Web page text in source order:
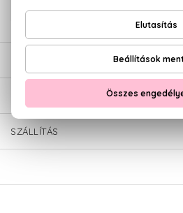
LEÍRÁS
SZÁLLÍTÁS